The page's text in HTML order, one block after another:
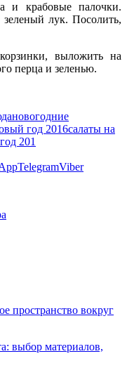
и крабовые палочки.
зеленый лук. Посолить,
выложить на
перца и зеленью.
новогодние
год 2016салаты на
201
TelegramViber
пространство вокруг
выбор материалов,